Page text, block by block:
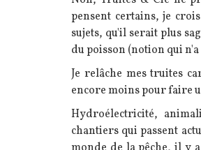
pensent certains, je
sujets, qu'il serait plus
du poisson (notion qui
Je relâche mes truites
encore moins pour faire
Hydroélectricité,
chantiers qui passent